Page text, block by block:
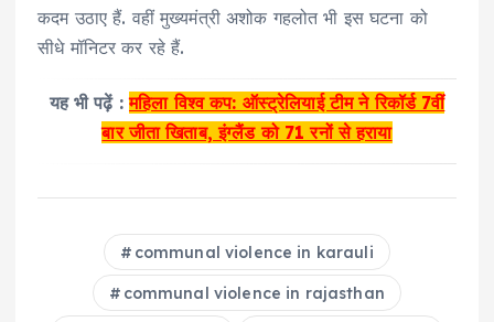
कदम उठाए हैं. वहीं मुख्यमंत्री अशोक गहलोत भी इस घटना को
सीधे मॉनिटर कर रहे हैं.
यह भी पढ़ें :महिला विश्व कप: ऑस्ट्रेलियाई टीम ने रिकॉर्ड 7वीं
बार जीता खिताब, इंग्लैंड को 71 रनों से हराया
communal violence in karauli
communal violence in rajasthan